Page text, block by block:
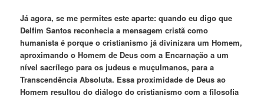
Já agora, se me permites este aparte: quando eu digo que
Delfim Santos reconhecia a mensagem cristã como
humanista é porque o cristianismo já divinizara um Homem,
aproximando o Homem de Deus com a Encarnação a um
nível sacrílego para os judeus e muçulmanos, para a
Transcendência Absoluta. Essa proximidade de Deus ao
Homem resultou do diálogo do cristianismo com a filosofia